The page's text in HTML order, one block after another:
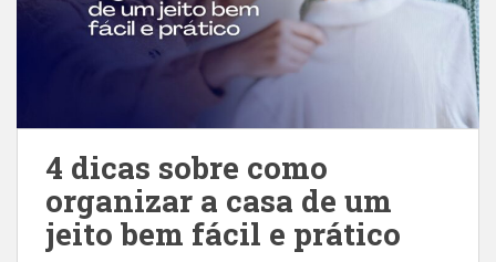
4 dicas sobre como
organizar a casa de um
jeito bem fácil e prático